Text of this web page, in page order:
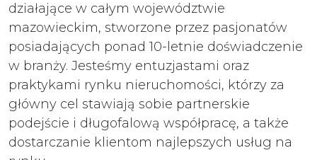
działające w całym województwie
mazowieckim, stworzone przez pasjonatów
posiadających ponad 10-letnie doświadczenie
w branży. Jesteśmy entuzjastami oraz
praktykami rynku nieruchomości, którzy za
główny cel stawiają sobie partnerskie
podejście i długofalową współpracę, a także
dostarczanie klientom najlepszych usług na